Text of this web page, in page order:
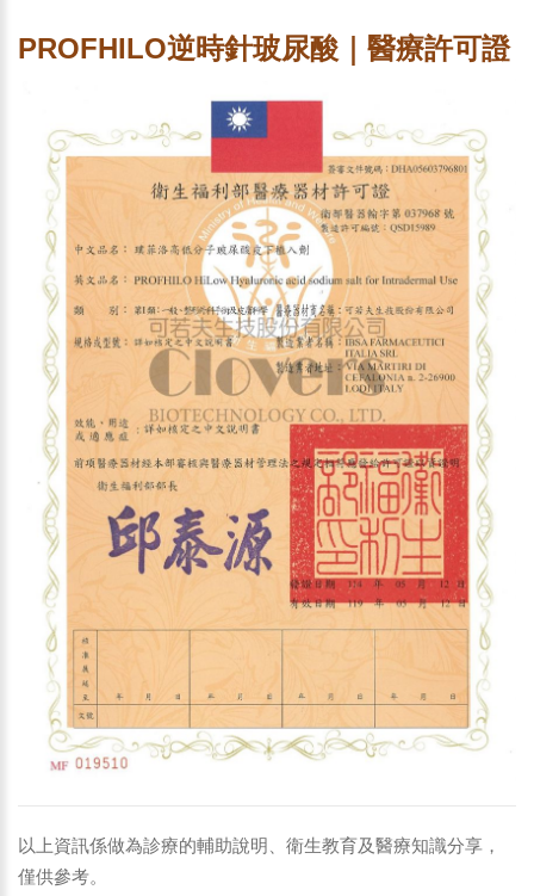
PROFHILO逆時針玻尿酸｜醫療許可證
以上資訊係做為診療的輔助說明、衛生教育及醫療知識分享，
僅供參考。